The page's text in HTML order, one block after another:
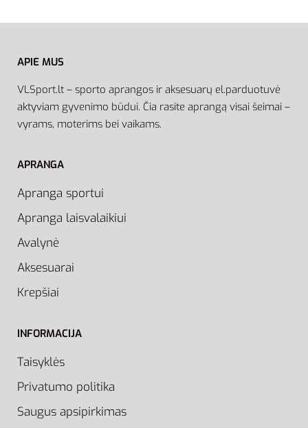
APIE MUS
VLSport.lt – sporto aprangos ir aksesuarų el.parduotuvė
aktyviam gyvenimo būdui. Čia rasite aprangą visai šeimai –
vyrams, moterims bei vaikams.
APRANGA
Apranga sportui
Apranga laisvalaikiui
Avalynė
Aksesuarai
Krepšiai
INFORMACIJA
Taisyklės
Privatumo politika
Saugus apsipirkimas